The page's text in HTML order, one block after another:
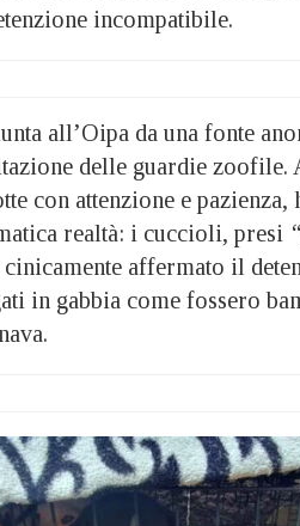
incompatibile.
all’Oipa da una fonte
delle guardie zoofile.
con attenzione e pazienza,
realtà: i cuccioli, presi
cinicamente affermato il
in gabbia come fossero